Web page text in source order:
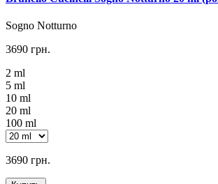
Sogno Notturno
3690 грн.
2 ml
5 ml
10 ml
20 ml
100 ml
3690 грн.